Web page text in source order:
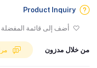
Product Inquiry
أضف إلى قائمة المفضلة
من خلال مدزون